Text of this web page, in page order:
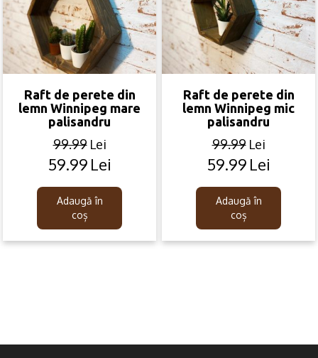
Raft de perete din
lemn Winnipeg mare
palisandru
99.99 Lei
Original
was:
99.99lei.
59.99 Lei
Current
is:
59.99lei.
Adaugă în
coș
Raft de perete din
lemn Winnipeg mic
palisandru
99.99 Lei
Original
was:
99.99lei.
59.99 Lei
Current
is:
59.99lei.
Adaugă în
coș